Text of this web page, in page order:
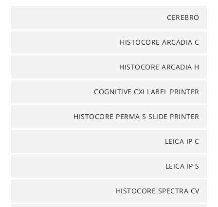
CEREBRO
HISTOCORE ARCADIA C
HISTOCORE ARCADIA H
COGNITIVE CXI LABEL PRINTER
HISTOCORE PERMA S SLIDE PRINTER
LEICA IP C
LEICA IP S
HISTOCORE SPECTRA CV